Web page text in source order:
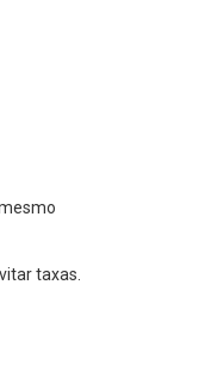
taxas.